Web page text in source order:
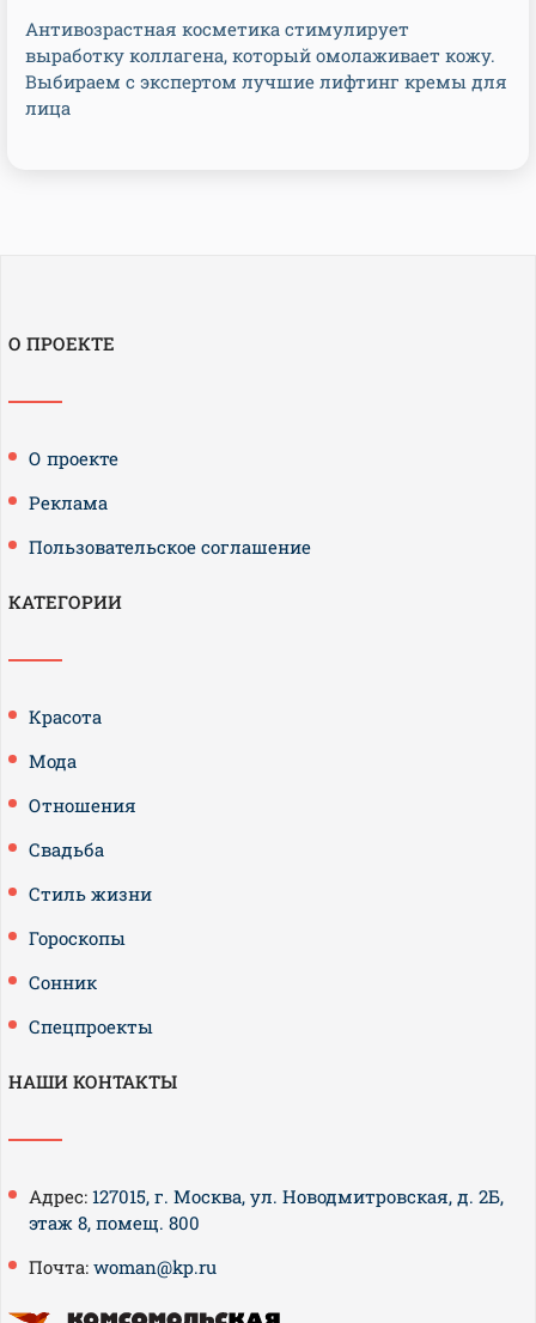
Антивозрастная косметика стимулирует
выработку коллагена, который омолаживает кожу.
Выбираем с экспертом лучшие лифтинг кремы для
лица
О ПРОЕКТЕ
О проекте
Реклама
Пользовательское соглашение
КАТЕГОРИИ
Красота
Мода
Отношения
Свадьба
Стиль жизни
Гороскопы
Сонник
Спецпроекты
НАШИ КОНТАКТЫ
Адрес: 127015, г. Москва, ул. Новодмитровская, д. 2Б,
этаж 8, помещ. 800
Почта: woman@kp.ru